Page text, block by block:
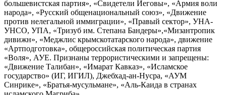
большевистская партия», «Свидетели Иеговы», «Армия воли
народа», «Русский общенациональный союз», «Движение
против нелегальной иммиграции», «Правый сектор», УНА-
УНСО, УПА, «Тризуб им. Степана Бандеры»,«Мизантропик
дивижн», «Меджлис крымскотатарского народа», движение
«Артподготовка», общероссийская политическая партия
«Воля», АУЕ. Признаны террористическими и запрещены:
«Движение Талибан», «Имарат Кавказ», «Исламское
государство» (ИГ, ИГИЛ), Джебхад-ан-Нусра, «АУМ
Синрике», «Братья-мусульмане», «Аль-Каида в странах